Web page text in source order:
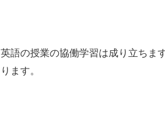
英語の授業の協働学習は成り立ちま
ります。